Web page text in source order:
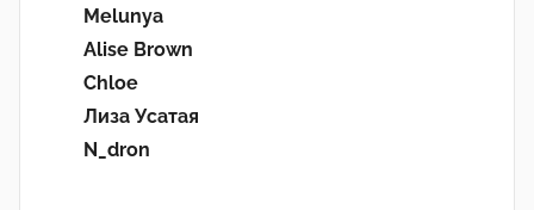
Melunya
Alise Brown
Chloe
Лиза Усатая
N_dron